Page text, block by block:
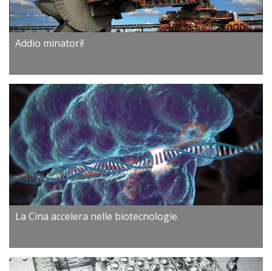
Addio minatori!
La Cina accelera nelle biotecnologie